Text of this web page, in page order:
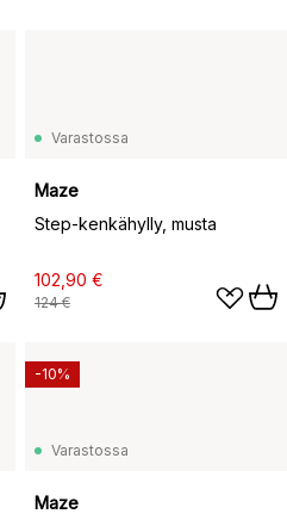
Varastossa
Maze
Step-kenkähylly, musta
102,90 €
124 €
Varastossa
Maze
-10%